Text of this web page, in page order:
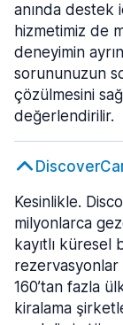
anında destek
hizmetimiz de
deneyimin
sorununuzun
çözülmesini
değerlendirilir.
Kesinlikle.
milyonlarca
kayıtlı küresel
rezervasyonlar
160’tan fazla
kiralama